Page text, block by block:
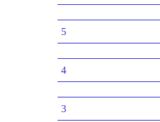
5
4
3